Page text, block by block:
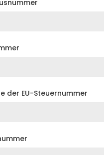
der EU-Steuernummer